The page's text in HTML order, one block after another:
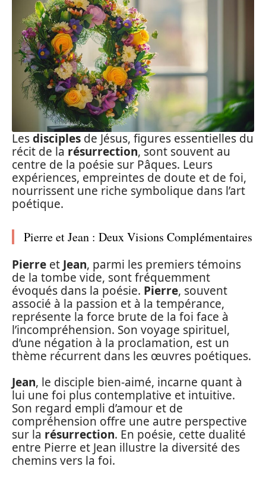
Lesdisciples de Jésus, figures essentielles du
récit de la résurrection, sont souvent au
centre de la poésie sur Pâques. Leurs
expériences, empreintes de doute et de foi,
nourrissent une riche symbolique dans l’art
poétique.
Pierre et Jean : Deux Visions Complémentaires
Pierre et Jean, parmi les premiers témoins
de la tombe vide, sont fréquemment
évoqués dans la poésie. Pierre, souvent
associé à la passion et à la tempérance,
représente la force brute de la foi face à
l’incompréhension. Son voyage spirituel,
d’une négation à la proclamation, est un
thème récurrent dans les œuvres poétiques.
Jean, le disciple bien-aimé, incarne quant à
lui une foi plus contemplative et intuitive.
Son regard empli d’amour et de
compréhension offre une autre perspective
sur la résurrection. En poésie, cette dualité
entre Pierre et Jean illustre la diversité des
chemins vers la foi.